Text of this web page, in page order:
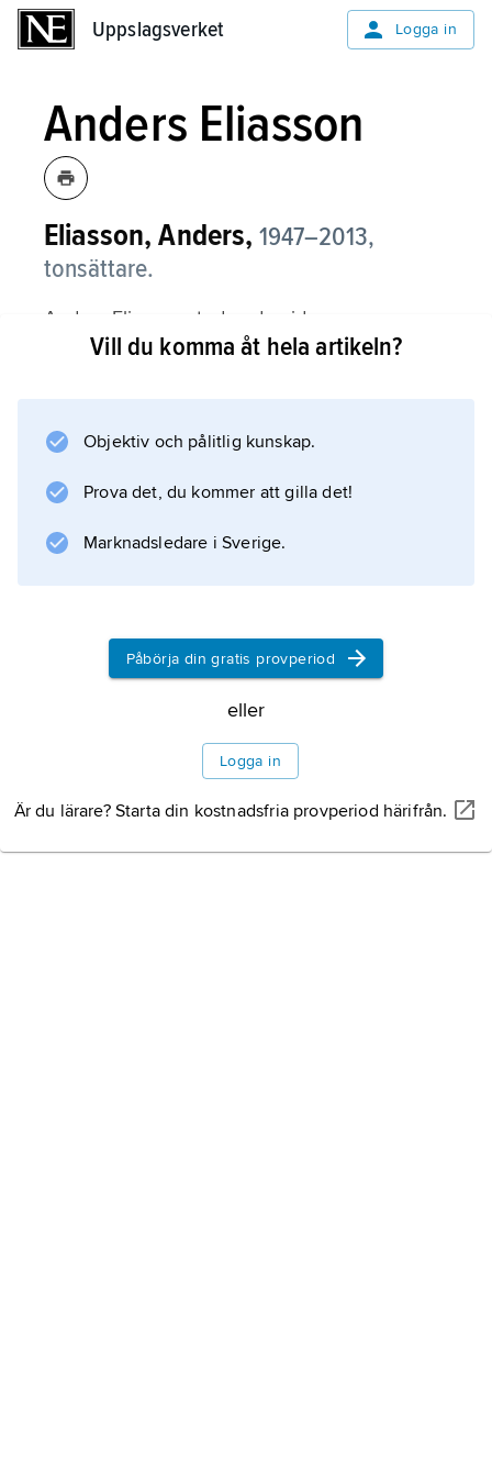
Uppslagsverket Logga in
Anders Eliasson
Eliasson, Anders, 1947–2013,
tonsättare.
Anders Eliasson studerade vid
Musikhögskolan i Stockholm 1966–72 för bl.a.
Vill du komma åt hela artikeln?
Objektiv och pålitlig kunskap.
Prova det, du kommer att gilla det!
Marknadsledare i Sverige.
Påbörja din gratis provperiod
eller
Logga in
Är du lärare? Starta din kostnadsfria provperiod härifrån.